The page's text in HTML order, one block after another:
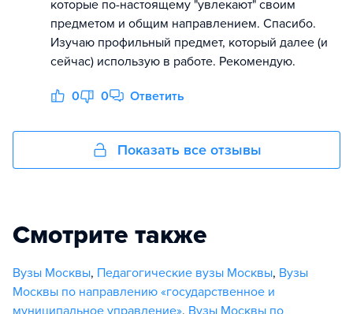
которые по-настоящему "увлекают" своим
предметом и общим направлением. Спасибо.
Изучаю профильный предмет, который далее (и
сейчас) использую в работе. Рекомендую.
0 0 Ответить
Показать все отзывы
Смотрите также
Вузы Москвы, Педагогические вузы Москвы, Вузы
Москвы по направлению «государственное и
муниципальное управление», Вузы Москвы по